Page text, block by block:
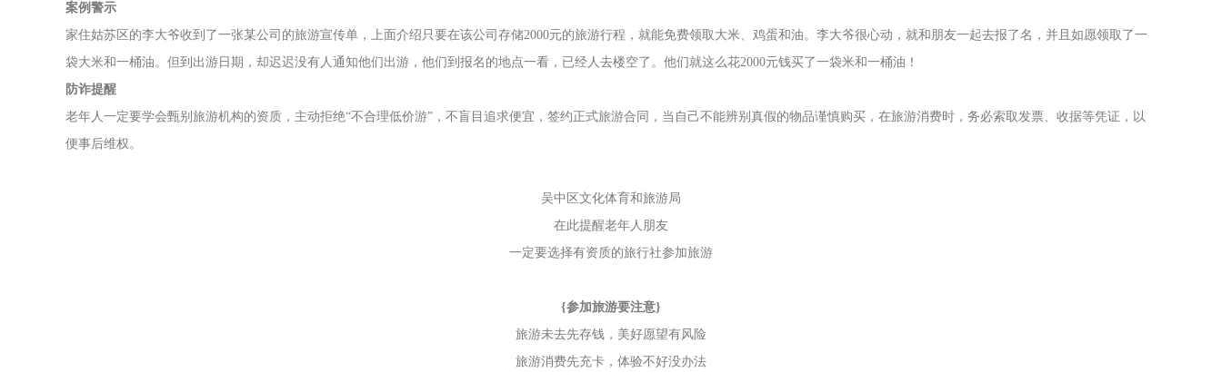
案例警示
家住姑苏区的李大爷收到了一张某公司的旅游宣传单，上面介绍只要在该公司存储2000元的旅游行程，就能免费领取大米、鸡蛋和油。李大爷很心动，就和朋友一起去报了名，并且如愿领取了一
袋大米和一桶油。但到出游日期，却迟迟没有人通知他们出游，他们到报名的地点一看，已经人去楼空了。他们就这么花2000元钱买了一袋米和一桶油！
防诈提醒
老年人一定要学会甄别旅游机构的资质，主动拒绝“不合理低价游”，不盲目追求便宜，签约正式旅游合同，当自己不能辨别真假的物品谨慎购买，在旅游消费时，务必索取发票、收据等凭证，以
便事后维权。
吴中区文化体育和旅游局
在此提醒老年人朋友
一定要选择有资质的旅行社参加旅游
{参加旅游要注意}
旅游未去先存钱，美好愿望有风险
旅游消费先充卡，体验不好没办法